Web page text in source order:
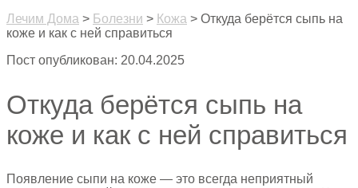
Лечим Дома > Болезни > Кожа > Откуда берётся сыпь на
коже и как с ней справиться
Пост опубликован: 20.04.2025
Откуда берётся сыпь на
коже и как с ней справиться
Появление сыпи на коже — это всегда неприятный